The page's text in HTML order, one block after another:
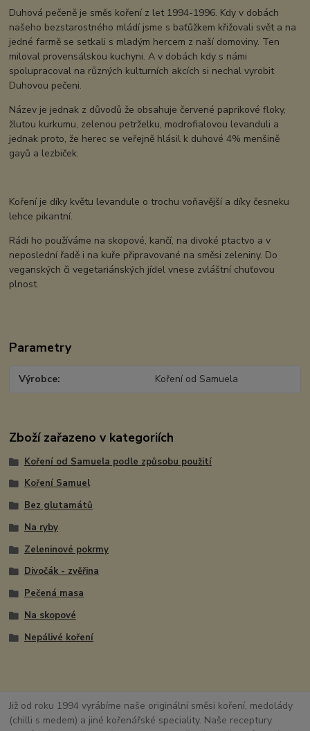
Duhová pečeně je směs koření z let 1994-1996. Kdy v dobách
našeho bezstarostného mládí jsme s baťůžkem křižovali svět a na
jedné farmě se setkali s mladým hercem z naší domoviny. Ten
miloval provensálskou kuchyni. A v dobách kdy s námi
spolupracoval na různých kulturních akcích si nechal vyrobit
Duhovou pečeni.
Název je jednak z důvodů že obsahuje červené paprikové floky,
žlutou kurkumu, zelenou petrželku, modrofialovou levanduli a
jednak proto, že herec se veřejně hlásil k duhové 4% menšině
gayů a lezbiček.
Koření je díky květu levandule o trochu voňavější a díky česneku
lehce pikantní.
Rádi ho používáme na skopové, kančí, na divoké ptactvo a v
neposlední řadě i na kuře připravované na směsi zeleniny. Do
veganských či vegetariánských jídel vnese zvláštní chuťovou
plnost.
Parametry
Výrobce Koření od Samuela
Zboží zařazeno v kategoriích
Koření od Samuela podle způsobu použití
Koření Samuel
Bez glutamátů
Na ryby
Zeleninové pokrmy
Divočák - zvěřina
Pečená masa
Na skopové
Nepálivé koření
Již od roku 1994 vyrábíme naše originální směsi koření, medolády
(chilli s medem) a jiné kořenářské speciality. Naše receptury